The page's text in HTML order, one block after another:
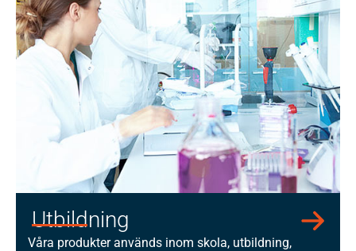
Utbildning
Våra produkter används inom skola, utbildning,